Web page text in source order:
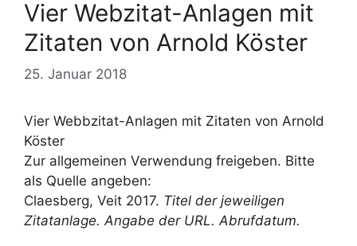
Vier Webzitat-Anlagen mit
Zitaten von Arnold Köster
25. Januar 2018
Vier Webbzitat-Anlagen mit Zitaten von Arnold
Köster
Zur allgemeinen Verwendung freigeben. Bitte
als Quelle angeben:
Claesberg, Veit 2017. Titel der jeweiligen
Zitatanlage. Angabe der URL. Abrufdatum.